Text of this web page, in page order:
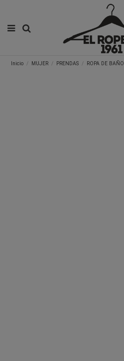
Inicio MUJER PRENDAS ROPA DE BAÑO